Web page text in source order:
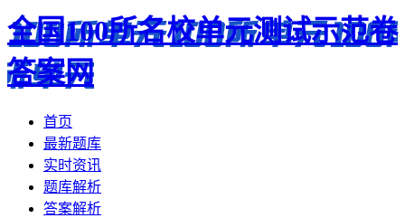
全国100所名校单元测试示范卷
答案网
首页
最新题库
实时资讯
题库解析
答案解析